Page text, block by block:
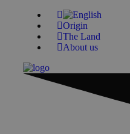
Origin
The Land
About us